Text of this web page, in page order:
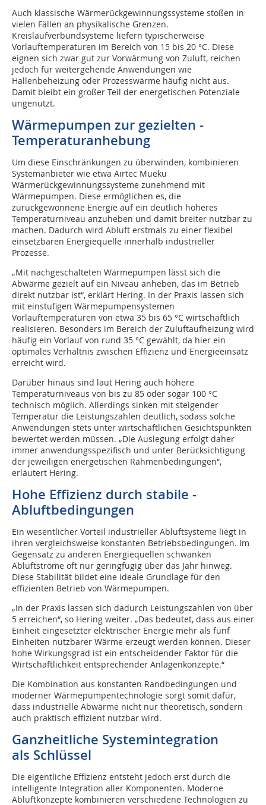
Auch klassische Wärmerückgewinnungssysteme stoßen in
vielen Fällen an physikalische Grenzen.
Kreislaufverbundsysteme liefern typischerweise
Vorlauftemperaturen im Bereich von 15 bis 20 °C. Diese
eignen sich zwar gut zur Vorwärmung von Zuluft, reichen
jedoch für weitergehende Anwendungen wie
Hallenbeheizung oder Prozesswärme häufig nicht aus.
Damit bleibt ein großer Teil der energetischen Potenziale
ungenutzt.
Wärmepumpen zur gezielten ­
Temperaturanhebung
Um diese Einschränkungen zu überwinden, kombinieren
Systemanbieter wie etwa Airtec Mueku
Wärmerückgewinnungssysteme zunehmend mit
Wärmepumpen. Diese ermöglichen es, die
zurückgewonnene Energie auf ein deutlich höheres
Temperaturniveau anzuheben und damit breiter nutzbar zu
machen. Dadurch wird Abluft erstmals zu einer flexibel
einsetzbaren Energiequelle innerhalb industrieller
Prozesse.
„Mit nachgeschalteten Wärmepumpen lässt sich die
Abwärme gezielt auf ein Niveau anheben, das im Betrieb
direkt nutzbar ist“, erklärt Hering. In der Praxis lassen sich
mit einstufigen Wärmepumpensystemen
Vorlauftemperaturen von etwa 35 bis 65 °C wirtschaftlich
realisieren. Besonders im Bereich der Zuluftaufheizung wird
häufig ein Vorlauf von rund 35 °C gewählt, da hier ein
optimales Verhältnis zwischen Effizienz und Energieeinsatz
erreicht wird.
Darüber hinaus sind laut Hering auch höhere
Temperaturniveaus von bis zu 85 oder sogar 100 °C
technisch möglich. Allerdings sinken mit steigender
Temperatur die Leistungszahlen deutlich, sodass solche
Anwendungen stets unter wirtschaftlichen Gesichtspunkten
bewertet werden müssen. „Die Auslegung erfolgt daher
immer anwendungsspezifisch und unter Berücksichtigung
der jeweiligen energetischen Rahmenbedingungen“,
erläutert Hering.
Hohe Effizienz durch stabile ­
Abluftbedingungen
Ein wesentlicher Vorteil industrieller Abluftsysteme liegt in
ihren vergleichsweise kon­stanten Betriebsbedingungen. Im
Gegensatz zu anderen Energiequellen schwanken
Abluftströme oft nur geringfügig über das Jahr hinweg.
Diese Stabilität bildet eine ideale Grundlage für den
effizienten Betrieb von Wärmepumpen.
„In der Praxis lassen sich dadurch Leistungszahlen von über
5 erreichen“, so Hering weiter. „Das bedeutet, dass aus einer
Einheit eingesetzter elektrischer Energie mehr als fünf
Einheiten nutzbarer Wärme erzeugt werden können. Dieser
hohe Wirkungsgrad ist ein entscheidender Faktor für die
Wirtschaftlichkeit entsprechender Anlagenkonzepte.“
Die Kombination aus konstanten Randbedingungen und
moderner Wärmepumpentechnologie sorgt somit dafür,
dass industrielle Abwärme nicht nur theoretisch, sondern
auch praktisch effizient nutzbar wird.
Ganzheitliche Systemintegration
als Schlüssel
Die eigentliche Effizienz entsteht jedoch erst durch die
intelligente Integration aller Komponenten. Moderne
Abluftkonzepte kombinieren verschiedene Technologien zu